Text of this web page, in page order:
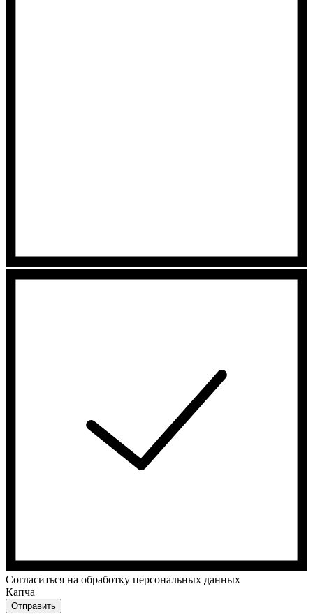
Cогласиться на обработку персональных данных
Капча
Отправить